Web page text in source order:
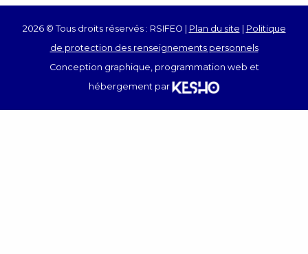
2026 © Tous droits réservés : RSIFEO | Plan du site
Politique
de protection des renseignements personnels
Conception graphique, programmation web et
hébergement par